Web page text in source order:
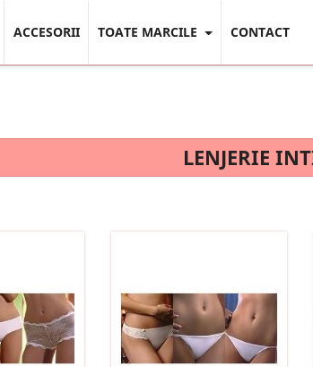
ACCESORII TOATE MARCILE CONTACT
LENJERIE